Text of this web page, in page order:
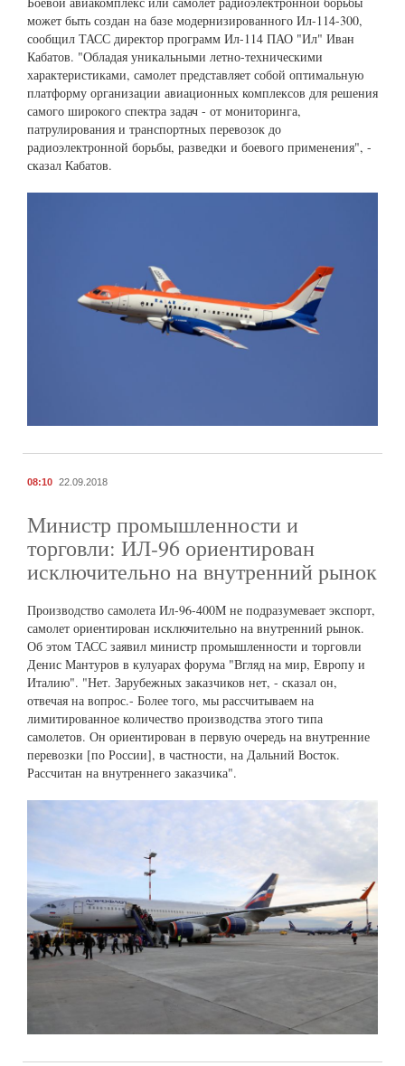
может быть создан на базе модернизированного Ил-114-300,
сообщил ТАСС директор программ Ил-114 ПАО "Ил" Иван
Кабатов. "Обладая уникальными летно-техническими
характеристиками, самолет представляет собой оптимальную
платформу организации авиационных комплексов для решения
самого широкого спектра задач - от мониторинга,
патрулирования и транспортных перевозок до
радиоэлектронной борьбы, разведки и боевого применения", -
сказал Кабатов.
08:10 22.09.2018
Министр промышленности и
торговли: ИЛ-96 ориентирован
исключительно на внутренний рынок
Производство самолета Ил-96-400М не подразумевает экспорт,
самолет ориентирован исключительно на внутренний рынок.
Об этом ТАСС заявил министр промышленности и торговли
Денис Мантуров в кулуарах форума "Вгляд на мир, Европу и
Италию". "Нет. Зарубежных заказчиков нет, - сказал он,
отвечая на вопрос.- Более того, мы рассчитываем на
лимитированное количество производства этого типа
самолетов. Он ориентирован в первую очередь на внутренние
перевозки [по России], в частности, на Дальний Восток.
Рассчитан на внутреннего заказчика".